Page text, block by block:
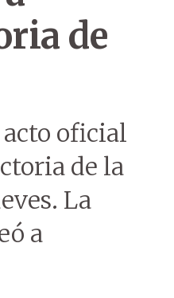
de
oficial
de la
La
a